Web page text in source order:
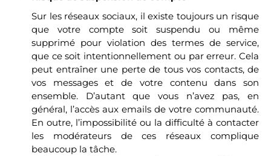
Sur les réseaux sociaux, il existe toujours un risque
que votre compte soit suspendu ou même
supprimé pour violation des termes de service,
que ce soit intentionnellement ou par erreur. Cela
peut entraîner une perte de tous vos contacts, de
vos messages et de votre contenu dans son
ensemble. D’autant que vous n’avez pas, en
général, l’accès aux emails de votre communauté.
En outre, l’impossibilité ou la difficulté à contacter
les modérateurs de ces réseaux complique
beaucoup la tâche.